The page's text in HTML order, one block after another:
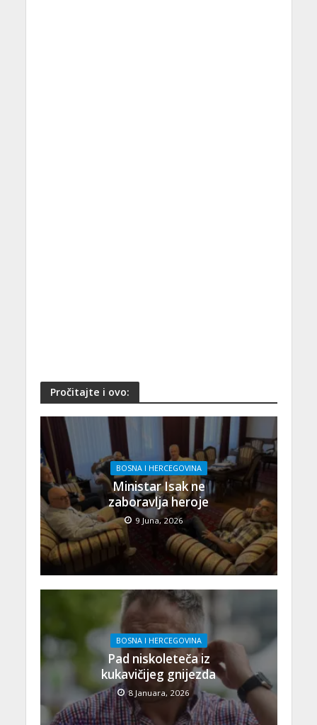
Pročitajte i ovo:
BOSNA I HERCEGOVINA
Ministar Isak ne
zaboravlja heroje
9 Juna, 2026
BOSNA I HERCEGOVINA
Pad niskoleteča iz
kukavičijeg gnijezda
8 Januara, 2026